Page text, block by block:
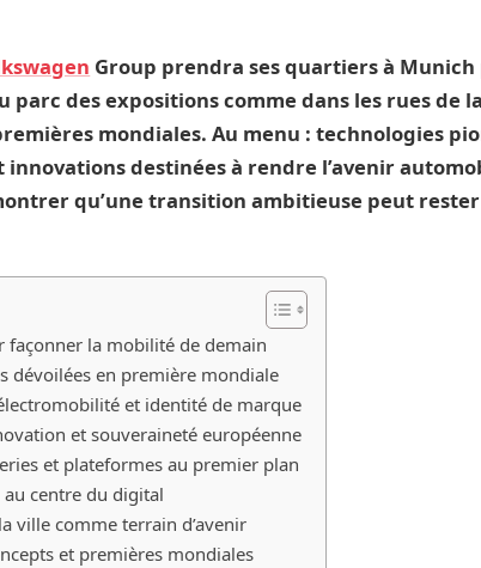
Group prendra ses quartiers à Munich
parc des expositions comme dans les rues de
mondiales. Au menu : technologies
destinées à rendre l’avenir
qu’une transition ambitieuse peut
façonner la mobilité de demain
dévoilées en première mondiale
et identité de marque
et souveraineté européenne
et plateformes au premier plan
au centre du digital
ville comme terrain d’avenir
et premières mondiales